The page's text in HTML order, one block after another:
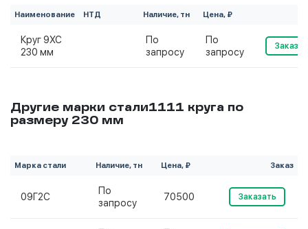
Наименование НТД Наличие, тн Цена, ₽
Круг 9ХС
230 мм
По
запросу
По
запросу
Другие марки стали1111 круга по
размеру 230 мм
Марка стали Наличие, тн Цена, ₽ Заказ
09Г2С
По
запросу
70500 Заказать